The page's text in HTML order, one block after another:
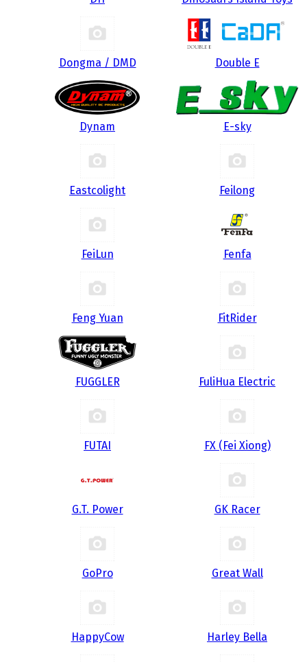
Dongma / DMD Double E
Dynam E-sky
Eastcolight Feilong
FeiLun Fenfa
Feng Yuan FitRider
FUGGLER FuliHua Electric
FUTAI FX (Fei Xiong)
G.T. Power GK Racer
GoPro Great Wall
HappyCow Harley Bella